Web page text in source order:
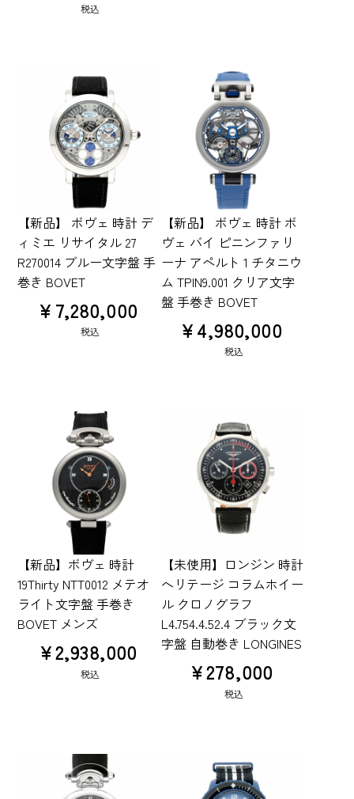
税込
【新品】 ボヴェ 時計 デ
ィミエ リサイタル 27
R270014 ブルー文字盤 手
巻き BOVET
¥ 7,280,000
税込
【新品】 ボヴェ 時計 ボ
ヴェ バイ ピニンファリ
ーナ アペルト 1 チタニウ
ム TPIN9.001 クリア文字
盤 手巻き BOVET
¥4,980,000
税込
【新品】ボヴェ 時計
19Thirty NTT0012 メテオ
ライト文字盤 手巻き
BOVET メンズ
¥2,938,000
税込
【未使用】ロンジン 時計
ヘリテージ コラムホイー
ル クロノグラフ
L4.754.4.52.4 ブラック文
字盤 自動巻き LONGINES
¥278,000
税込